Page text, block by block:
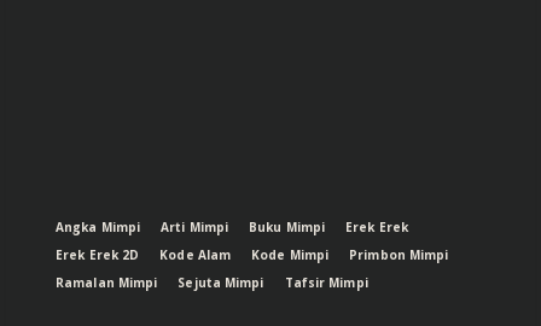
Angka Mimpi Arti Mimpi Buku Mimpi
Erek Erek
Erek Erek 2D
Kode Alam Kode Mimpi
Primbon Mimpi
Ramalan Mimpi
Sejuta Mimpi Tafsir Mimpi